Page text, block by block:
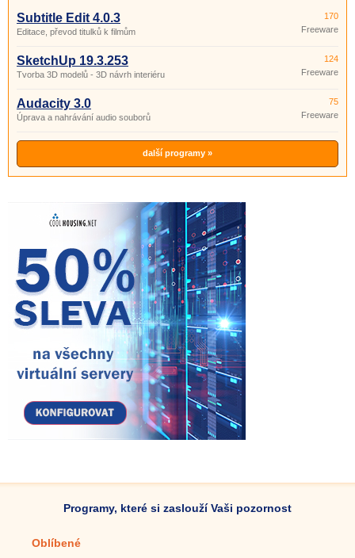
Subtitle Edit 4.0.3
Editace, převod titulků k filmům
170
Freeware
SketchUp 19.3.253
Tvorba 3D modelů - 3D návrh interiéru
124
Freeware
Audacity 3.0
Úprava a nahrávání audio souborů
75
Freeware
další programy »
Programy, které si zaslouží Vaši pozornost
Oblíbené